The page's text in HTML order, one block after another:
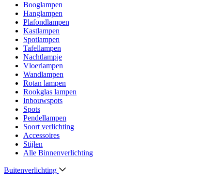
Booglampen
Hanglampen
Plafondlampen
Kastlampen
Spotlampen
Tafellampen
Nachtlampje
Vloerlampen
Wandlampen
Rotan lampen
Rookglas lampen
Inbouwspots
Spots
Pendellampen
Soort verlichting
Accessoires
Stijlen
Alle Binnenverlichting
Buitenverlichting